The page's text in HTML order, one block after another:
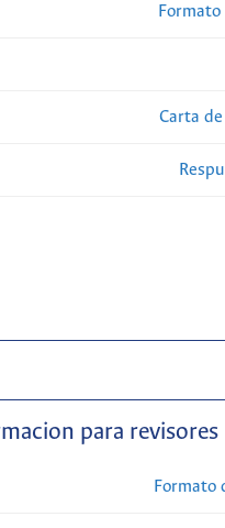
Carta
para revisores
Formato